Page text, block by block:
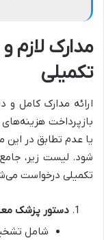
مدارک لازم
تکمیلی
ارائه مدارک کامل
بازپرداخت
یا عدم تطابق در
شود. لیست زیر،
تکمیلی درخواست
دستور پزشک
شامل